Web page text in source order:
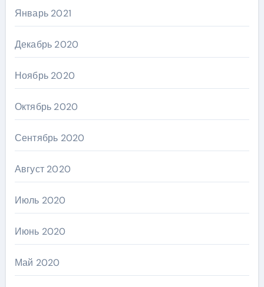
Январь 2021
Декабрь 2020
Ноябрь 2020
Октябрь 2020
Сентябрь 2020
Август 2020
Июль 2020
Июнь 2020
Май 2020